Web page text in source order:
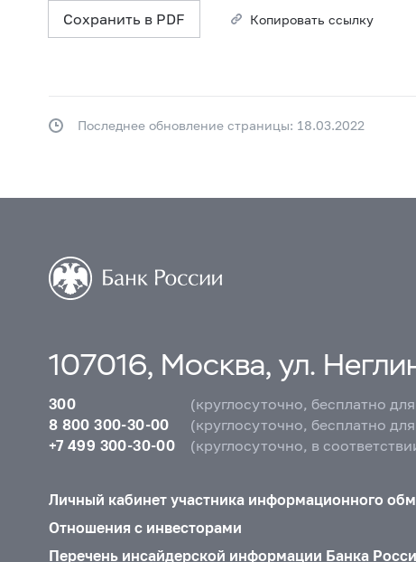
Сохранить в PDF Копировать ссылку
Последнее обновление страницы: 18.03.2022
107016, Москва, ул.
300
(круглосуточно, бесплатно
8 800 300-30-00
(круглосуточно, бесплатно
+7 499 300-30-00
(круглосуточно, в
Личный кабинет участника информационного
Отношения с инвесторами
Перечень инсайдерской информации Банка